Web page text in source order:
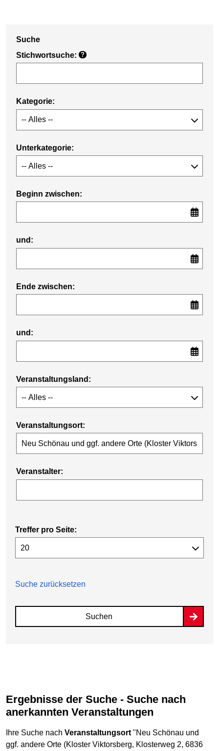
Suche
Stichwortsuche: ?
Kategorie:
Unterkategorie:
Beginn zwischen:
und:
Ende zwischen:
und:
Veranstaltungsland:
Veranstaltungsort:
Veranstalter:
Treffer pro Seite:
Suche zurücksetzen
Suchen
Ergebnisse der Suche - Suche nach
anerkannten Veranstaltungen
Ihre Suche nach Veranstaltungsort "Neu Schönau und
ggf. andere Orte (Kloster Viktorsberg, Klosterweg 2, 6836